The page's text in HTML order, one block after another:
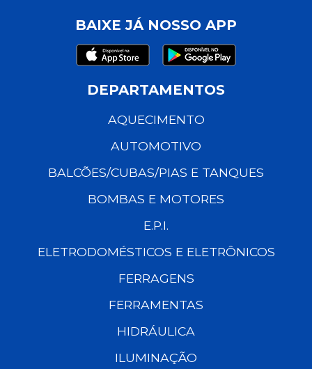
BAIXE JÁ NOSSO APP
DEPARTAMENTOS
AQUECIMENTO
AUTOMOTIVO
BALCÕES/CUBAS/PIAS E TANQUES
BOMBAS E MOTORES
E.P.I.
ELETRODOMÉSTICOS E ELETRÔNICOS
FERRAGENS
FERRAMENTAS
HIDRÁULICA
ILUMINAÇÃO